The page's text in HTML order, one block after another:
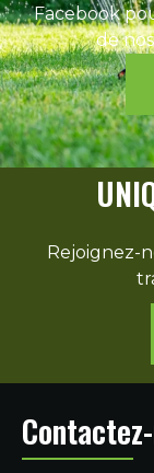
Facebook
de
Rejoignez-